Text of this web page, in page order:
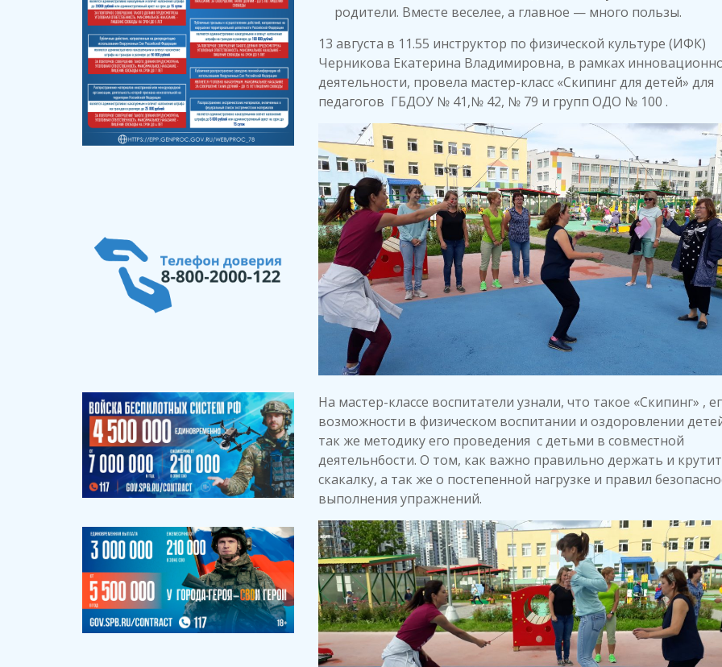
родители. Вместе веселее, а главное — много пользы.
13 августа в 11.55 инструктор по физической культуре (ИФК)
Черникова Екатерина Владимировна, в рамках
деятельности, провела мастер-класс «Скипинг для детей» для
педагогов ГБДОУ № 41,№ 42, № 79 и групп ОДО № 100 .
На мастер-классе воспитатели узнали, что такое «Скипинг» ,
возможности в физическом воспитании и оздоровлении
так же методику его проведения с детьми в совместной
деятельн6ости. О том, как важно правильно держать и
скакалку, а так же о постепенной нагрузке и правил
выполнения упражнений.